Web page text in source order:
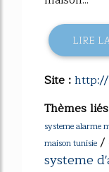
LIRE
Site :
Thèmes
systeme alarme
maison tunisie /
systeme